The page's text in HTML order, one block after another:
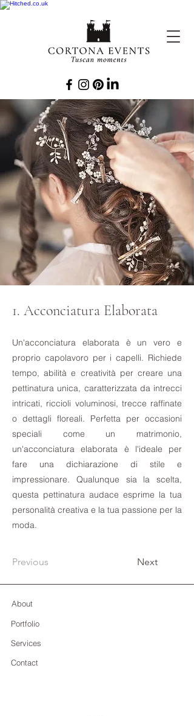
1. Acconciatura Elaborata
Un'acconciatura elaborata è un vero e
proprio capolavoro per i capelli. Richiede
tempo, abilità e creatività per creare una
pettinatura unica, caratterizzata da intrecci
intricati, riccioli voluminosi, trecce raffinate
o dettagli floreali. Perfetta per occasioni
speciali come un matrimonio,
un'acconciatura elaborata è l'ideale per
fare una dichiarazione di stile e
impressionare. Qualunque sia la scelta,
questa pettinatura audace esprime la tua
personalità creativa e la tua passione per la
moda.
Previous Next
About
Portfolio
Services
Contact